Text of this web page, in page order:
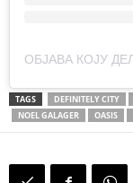
TAGS DEFINITELY CITY
NOEL GALAGER
OASIS